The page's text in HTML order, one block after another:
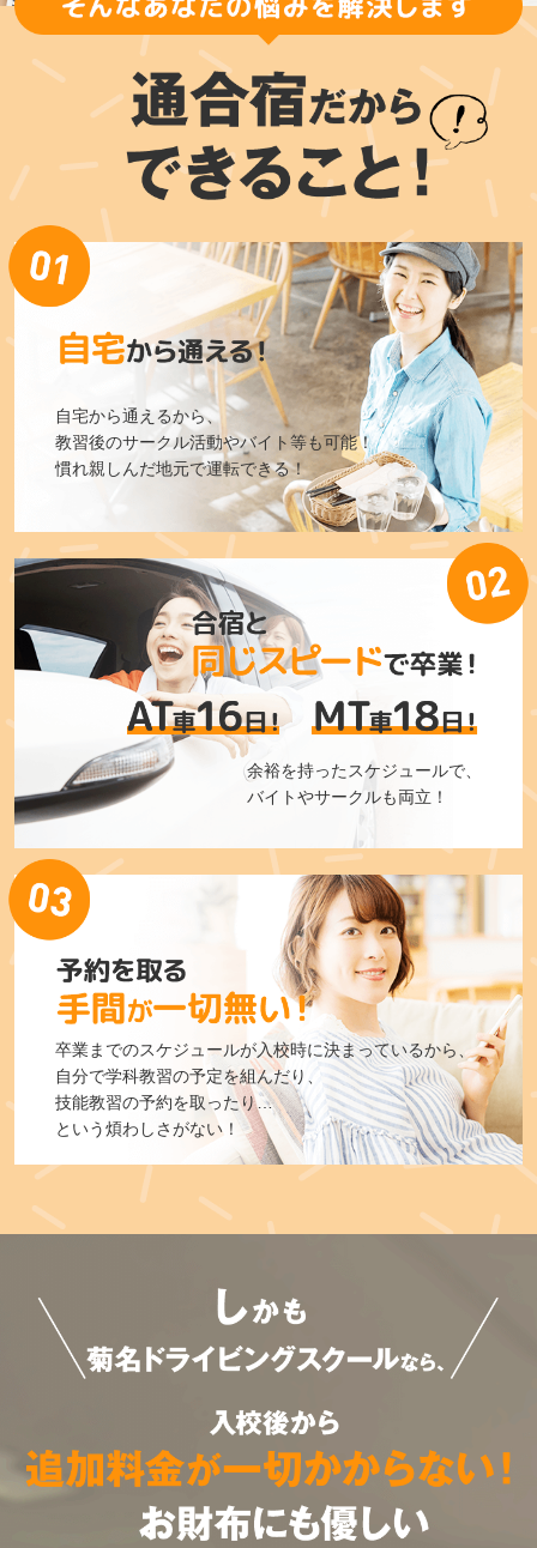
自宅から通えるから、
教習後のサークル活動やバイト等も可能！
慣れ親しんだ地元で運転できる！
余裕を持ったスケジュールで、
バイトやサークルも両立！
卒業までのスケジュールが入校時に決まっているから、
自分で学科教習の予定を組んだり、
技能教習の予約を取ったり…
という煩わしさがない！